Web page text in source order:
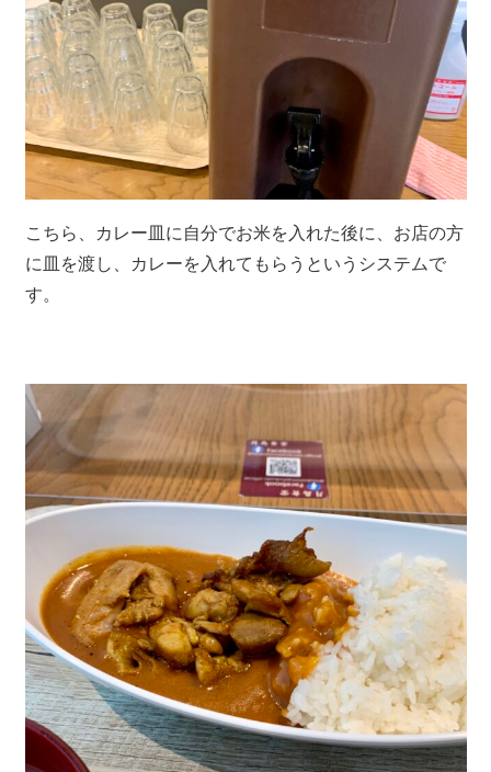
こちら、カレー皿に自分でお米を入れた後に、お店の方
に皿を渡し、カレーを入れてもらうというシステムで
す。